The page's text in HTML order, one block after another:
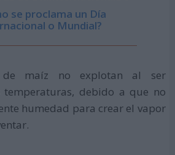
se proclama un Día
o Mundial?
de maíz no explotan al ser
temperaturas, debido a que no
humedad para crear el vapor